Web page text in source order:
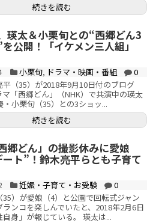
続きを読む
瑛太＆小栗旬との“西郷どん3
公開！「イケメン三人組」
小栗旬, ドラマ・映画・番組
0
（35）が2018年9月10日付のブログ
マ「西郷どん」（NHK）で共演中の瑛太
・小栗旬（35）との3ショッ...
続きを読む
郷どん」の撮影休みに愛娘
ート”！鈴木亮平らとも子育て
妊娠・子育て・お受験
0
）が愛娘（4）と公園で回転式ジャン
ンコを楽しんでいたと、2018年2月6日
身」が報じている。 瑛太は...